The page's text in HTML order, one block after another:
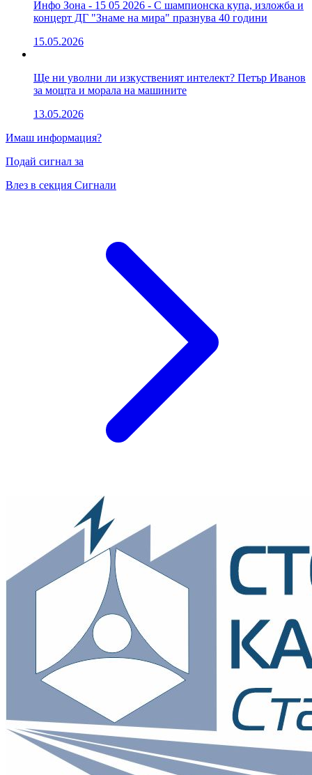
Инфо Зона - 15 05 2026 - С шампионска купа, изложба и
концерт ДГ "Знаме на мира" празнува 40 години
15.05.2026
Ще ни уволни ли изкуственият интелект? Петър Иванов
за мощта и морала на машините
13.05.2026
Имаш информация?
Подай сигнал за
Влез в секция Сигнали